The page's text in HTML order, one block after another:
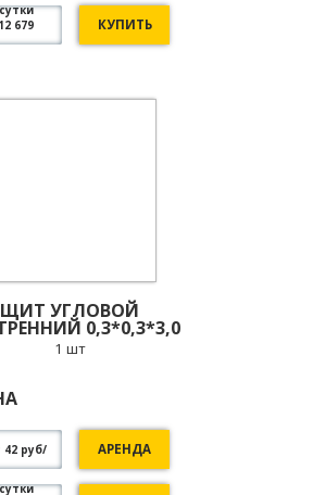
12 679 КУПИТЬ
ЩИТ УГЛОВОЙ
0,3*0,3*3,0
1 шт
42 руб/ АРЕНДА